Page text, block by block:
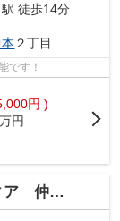
駅 徒歩14分
２丁目
です！
円 )
円
数料無料